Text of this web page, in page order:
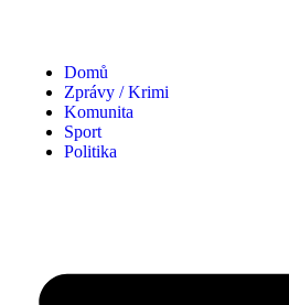
Domů
Zprávy / Krimi
Komunita
Sport
Politika